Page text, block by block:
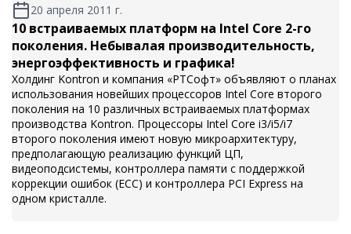
20 апреля 2011 г.
10 встраиваемых платформ на Intel Core 2-го
поколения. Небывалая производительность,
энергоэффективность и графика!
Холдинг Kontron и компания «РТСофт» объявляют о планах
использования новейших процессоров Intel Core второго
поколения на 10 различных встраиваемых платформах
производства Kontron. Процессоры Intel Core i3/i5/i7
второго поколения имеют новую микроархитектуру,
предполагающую реализацию функций ЦП,
видеоподсистемы, контроллера памяти с поддержкой
коррекции ошибок (ECC) и контроллера PCI Express на
одном кристалле.